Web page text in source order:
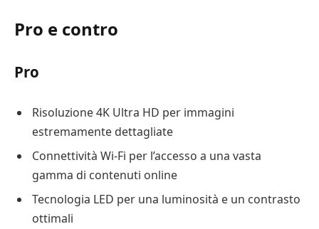
Pro e contro
Pro
Risoluzione 4K Ultra HD per immagini
estremamente dettagliate
Connettività Wi-Fi per l’accesso a una vasta
gamma di contenuti online
Tecnologia LED per una luminosità e un contrasto
ottimali